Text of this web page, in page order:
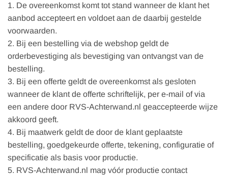
1. De overeenkomst komt tot stand wanneer de klant het
aanbod accepteert en voldoet aan de daarbij gestelde
voorwaarden.
2. Bij een bestelling via de webshop geldt de
orderbevestiging als bevestiging van ontvangst van de
bestelling.
3. Bij een offerte geldt de overeenkomst als gesloten
wanneer de klant de offerte schriftelijk, per e-mail of via
een andere door RVS-Achterwand.nl geaccepteerde wijze
akkoord geeft.
4. Bij maatwerk geldt de door de klant geplaatste
bestelling, goedgekeurde offerte, tekening, configuratie of
specificatie als basis voor productie.
5. RVS-Achterwand.nl mag vóór productie contact